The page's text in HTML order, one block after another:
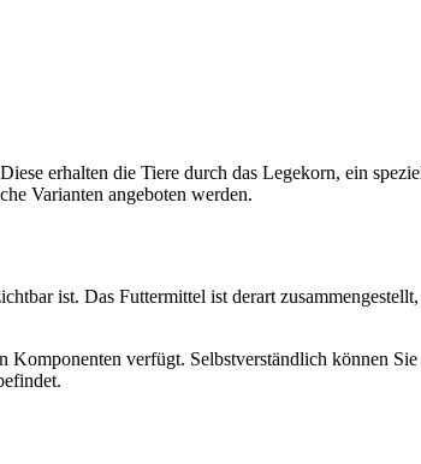
erhalten die Tiere durch das Legekorn, ein
Varianten angeboten werden.
ist. Das Futtermittel ist derart
verfügt. Selbstverständlich können